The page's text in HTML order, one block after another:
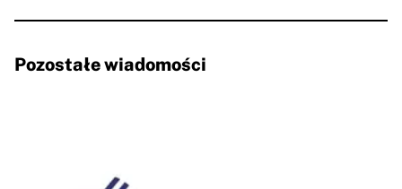
Pozostałe wiadomości